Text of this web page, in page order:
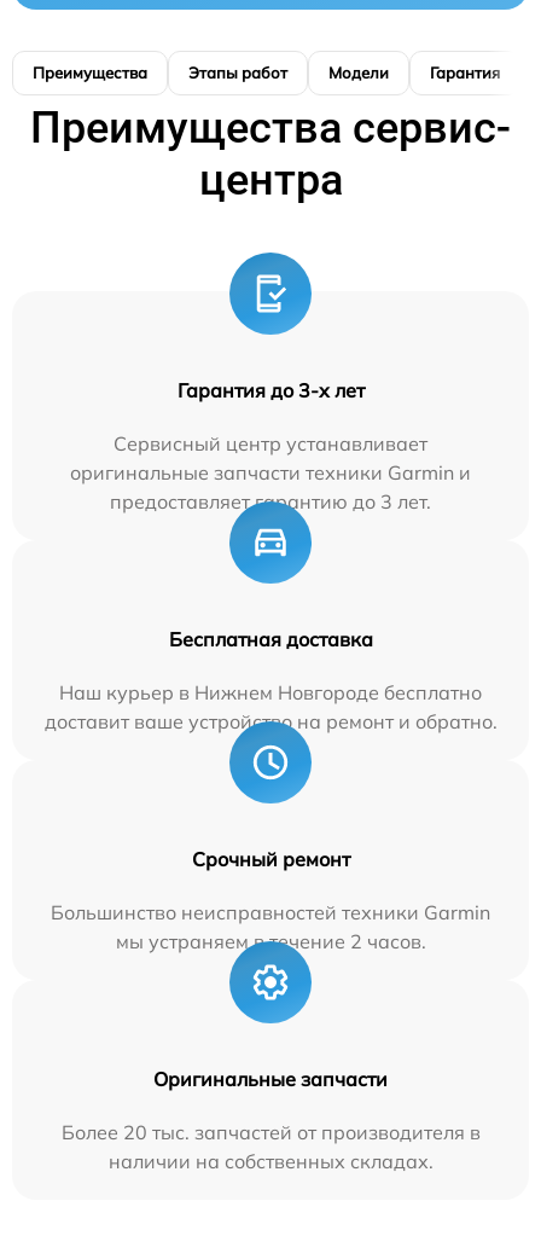
Преимущества Этапы работ Модели Гарантия
Преимущества сервис-
центра
Гарантия до 3-х лет
Сервисный центр устанавливает
оригинальные запчасти техники Garmin и
предоставляет гарантию до 3 лет.
Бесплатная доставка
Наш курьер в Нижнем Новгороде бесплатно
доставит ваше устройство на ремонт и обратно.
Срочный ремонт
Большинство неисправностей техники Garmin
мы устраняем в течение 2 часов.
Оригинальные запчасти
Более 20 тыс. запчастей от производителя в
наличии на собственных складах.